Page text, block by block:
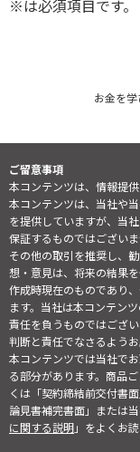
※は必須項目です。
お金を
ご留意事項
本コンテンツは、情報提
本コンテンツは、当社や
を提供していますが、当
保証するものではござい
その他の取引を推奨し、
想・意見は、将来の結果
作成時現在のものであり
ます。当社は本コンテン
責任を負うものではござ
判断と責任でなさるようお
本コンテンツでは当社で
る部分があります。商品
くは「契約締結前交付書
論見書補完書面」または
に関する説明」をよくお